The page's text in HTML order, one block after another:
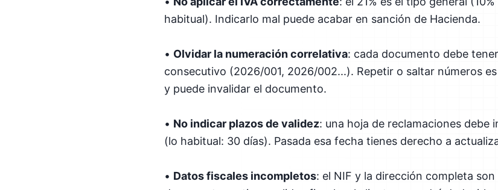
habitual). Indicarlo mal puede acabar en sanción de Hacienda.
• Olvidar la numeración correlativa: cada documento debe
consecutivo (2026/001, 2026/002...). Repetir o saltar números
y puede invalidar el documento.
• No indicar plazos de validez: una hoja de reclamaciones debe
(lo habitual: 30 días). Pasada esa fecha tienes derecho a
• Datos fiscales incompletos: el NIF y la dirección completa